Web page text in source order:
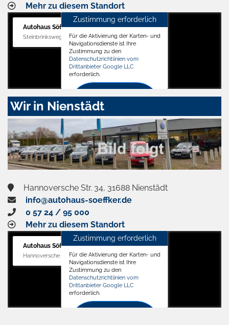
Mehr zu diesem Standort
Autohaus Söffker GmbH
Steinbrinksweg 12, 31840 Hessisch Oldendorf
Zustimmung erforderlich
Für die Aktivierung der Karten- und
Navigationsdienste ist Ihre
Zustimmung zu den
Datenschutzrichtlinien vom
Drittanbieter Google LLC
erforderlich.
Zustimmen
aktivieren
Wir in Nienstädt
Hannoversche Str. 34, 31688 Nienstädt
info@autohaus-soeffker.de
0 57 24 / 95 000
Mehr zu diesem Standort
Autohaus Söffker GmbH
Hannoversche Str. 34, 31688 Nienstädt
Zustimmung erforderlich
Für die Aktivierung der Karten- und
Navigationsdienste ist Ihre
Zustimmung zu den
Datenschutzrichtlinien vom
Drittanbieter Google LLC
erforderlich.